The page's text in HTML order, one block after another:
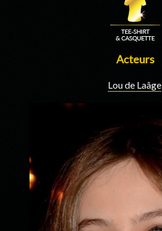
Acteurs
Lou de Laâge